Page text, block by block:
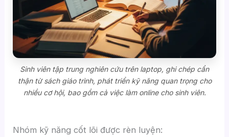
Sinh viên tập trung nghiên cứu trên laptop, ghi chép cẩn
thận từ sách giáo trình, phát triển kỹ năng quan trọng cho
nhiều cơ hội, bao gồm cả việc làm online cho sinh viên.
Nhóm kỹ năng cốt lõi được rèn luyện: